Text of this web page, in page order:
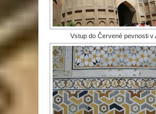
Vstup do Červené pevnosti v